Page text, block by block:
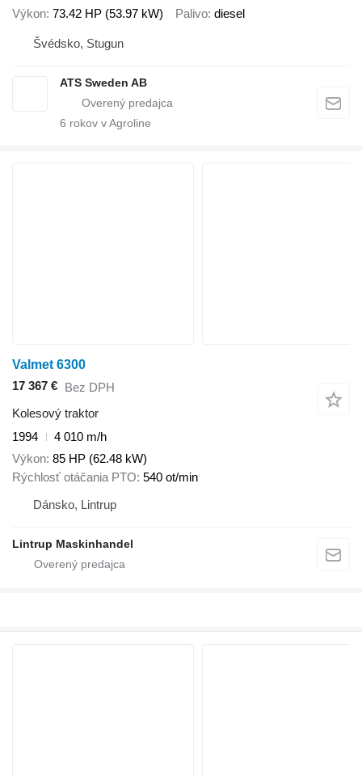
Výkon 73.42 HP (53.97 kW) Palivo diesel
Švédsko, Stugun
ATS Sweden AB
6 rokov v Agroline
Valmet 6300
17 367 € Bez DPH
Kolesový traktor
1994
4 010 m/h
Výkon 85 HP (62.48 kW)
Rýchlosť otáčania PTO 540 ot/min
Dánsko, Lintrup
Lintrup Maskinhandel